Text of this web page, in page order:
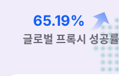
99.90%
글로벌 프록시 성공률